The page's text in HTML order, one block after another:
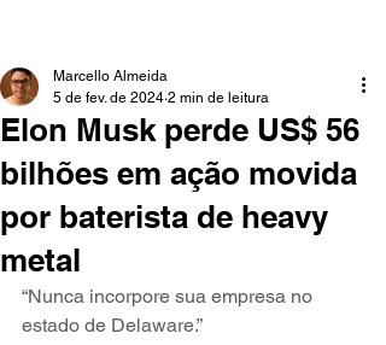
Elon Musk perde US$ 56
bilhões em ação movida
por baterista de heavy
metal
Marcello Almeida
5 de fev. de 2024 2 min de leitura
“Nunca incorpore sua empresa no
estado de Delaware.”